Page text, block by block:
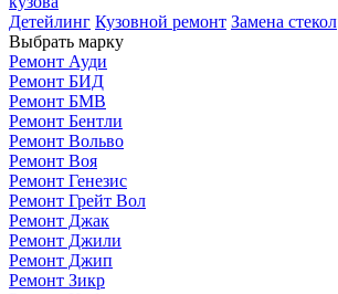
Детейлинг Кузовной ремонт Замена стекол
Выбрать марку
Ремонт Ауди
Ремонт БИД
Ремонт БМВ
Ремонт Бентли
Ремонт Вольво
Ремонт Воя
Ремонт Генезис
Ремонт Грейт Вол
Ремонт Джак
Ремонт Джили
Ремонт Джип
Ремонт Зикр